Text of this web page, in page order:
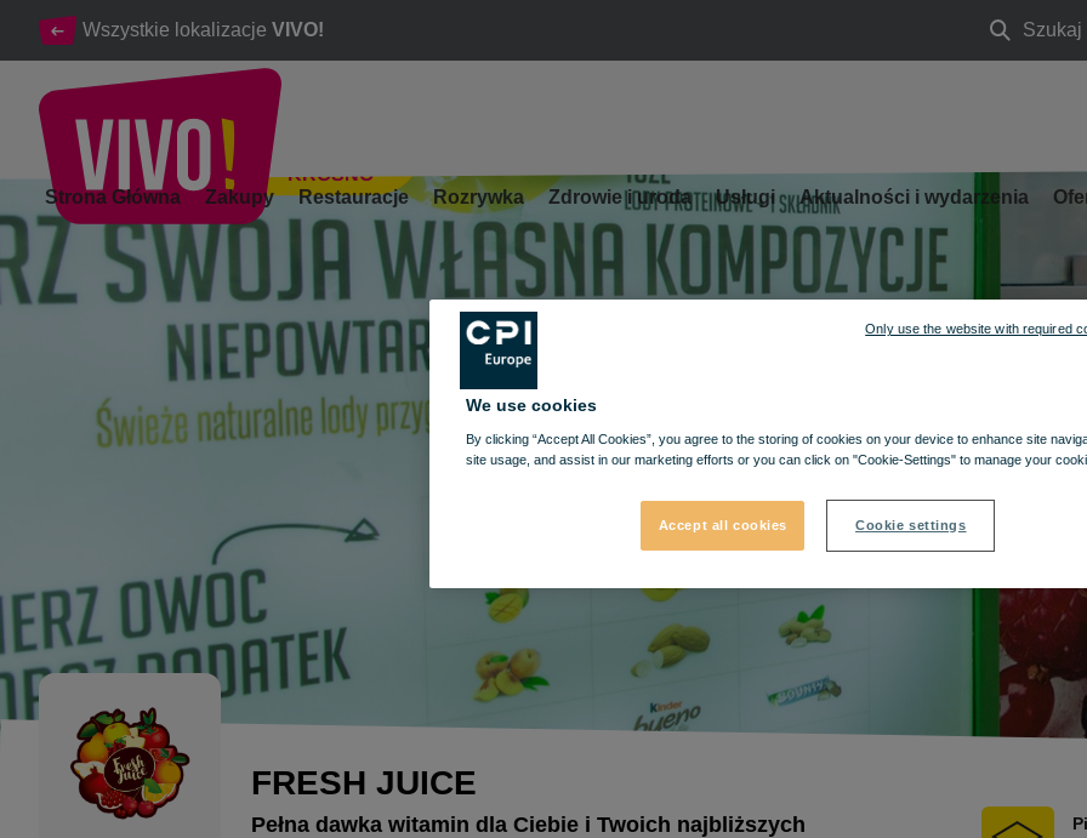
Wszystkie lokalizacje VIVO! Szukaj
Szukaj
Krosno
KROSNO
Strona Główna Zakupy Restauracje Rozrywka Zdrowie i uroda Usługi Aktualności i wydarzenia
Świeże wyciskane soki z warzyw i owoców
FRESH JUICE
Pełna dawka witamin dla Ciebie i Twoich najbliższych
We use cookies
By clicking “Accept All Cookies”, you agree to the storing of cookies on your device to enhance site
site usage, and assist in our marketing efforts or you can click on "Cookie-Settings" to manage your
Accept all cookies Cookie settings
Only use the website with required